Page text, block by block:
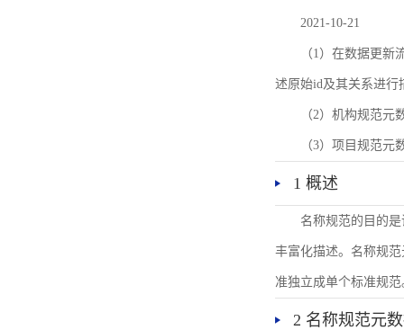
2021-10-21
（1）在数据更
述原始id及其关系进行
（2）机构规范元
（3）项目规范
1 概述
名称规范的目的
丰富化描述。名称规
准独立成单个标准规范
2 名称规范元